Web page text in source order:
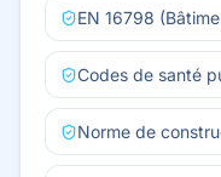
EN 16798
Codes de santé
Norme de